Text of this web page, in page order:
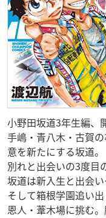
小野田坂道3年生編、
手嶋・青八木・古賀
意を新たにする坂道。
別れと出会いの3度目
坂道は新入生と出会
そして箱根学園追い
恩人・葦木場に挑む